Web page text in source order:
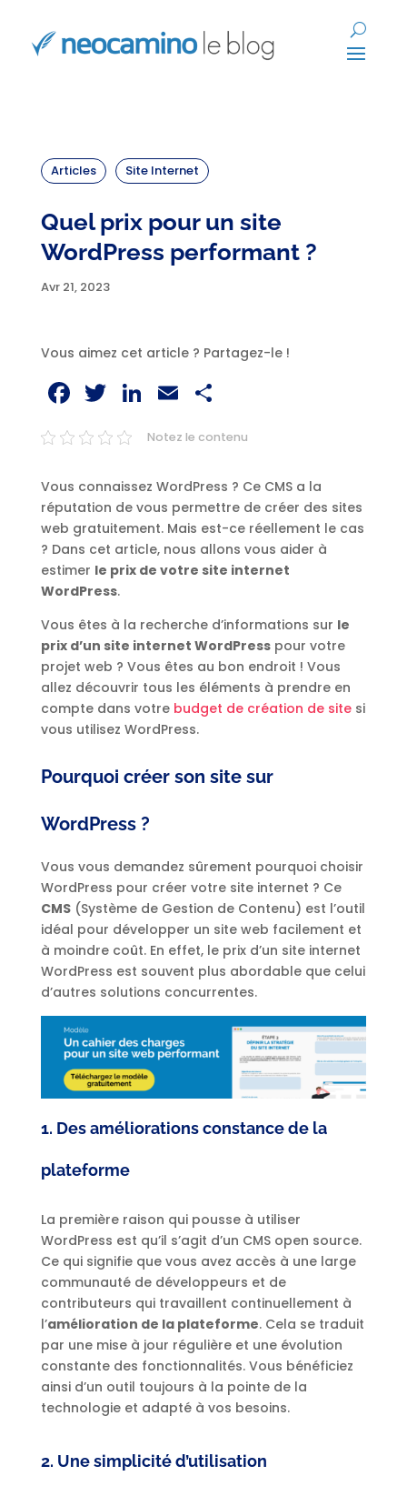
Articles Site Internet
Quel prix pour un site
WordPress performant ?
Avr 21, 2023
Vous aimez cet article ? Partagez-le !
Facebook
Twitter
LinkedIn
Email
Notez le contenu
Vous connaissez WordPress ? Ce CMS a la
réputation de vous permettre de créer des sites
web gratuitement. Mais est-ce réellement le cas
? Dans cet article, nous allons vous aider à
estimer le prix de votre site internet
WordPress.
Vous êtes à la recherche d’informations sur le
prix d’un site internet WordPresspour votre
projet web ? Vous êtes au bon endroit ! Vous
allez découvrir tous les éléments à prendre en
compte dans votre budget de création de sitesi
vous utilisez WordPress.
Pourquoi créer son site sur
WordPress ?
Vous vous demandez sûrement pourquoi choisir
WordPress pour créer votre site internet ? Ce
CMS(Système de Gestion de Contenu) est l’outil
idéal pour développer un site web facilement et
à moindre coût. En effet, le prix d’un site internet
WordPress est souvent plus abordable que celui
d’autres solutions concurrentes.
1. Des améliorations constance de la
plateforme
La première raison qui pousse à utiliser
WordPress est qu’il s’agit d’un CMS open source.
Ce qui signifie que vous avez accès à une large
communauté de développeurs et de
contributeurs qui travaillent continuellement à
l’amélioration de la plateforme. Cela se traduit
par une mise à jour régulière et une évolution
constante des fonctionnalités. Vous bénéficiez
ainsi d’un outil toujours à la pointe de la
technologie et adapté à vos besoins.
2. Une simplicité d’utilisation